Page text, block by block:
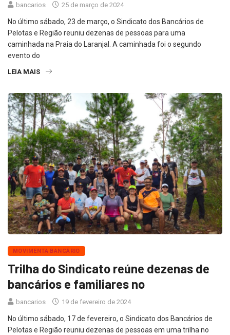
bancarios 25 de março de 2024
No último sábado, 23 de março, o Sindicato dos Bancários de
Pelotas e Região reuniu dezenas de pessoas para uma
caminhada na Praia do Laranjal. A caminhada foi o segundo
evento do
LEIA MAIS
MOVIMENTA BANCÁRIO
Trilha do Sindicato reúne dezenas de
bancários e familiares no
bancarios 19 de fevereiro de 2024
No último sábado, 17 de fevereiro, o Sindicato dos Bancários de
Pelotas e Região reuniu dezenas de pessoas em uma trilha no